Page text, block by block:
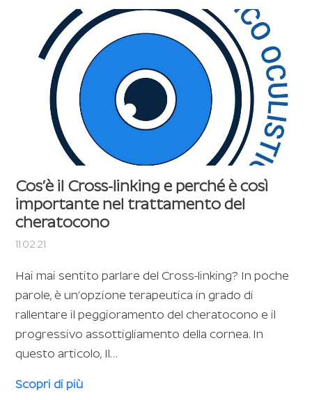
Cos’è il Cross-linking e perché è così
importante nel trattamento del
cheratocono
11.02.21
Hai mai sentito parlare del Cross-linking? In poche
parole, è un’opzione terapeutica in grado di
rallentare il peggioramento del cheratocono e il
progressivo assottigliamento della cornea. In
questo articolo, Il…
Scopri di più